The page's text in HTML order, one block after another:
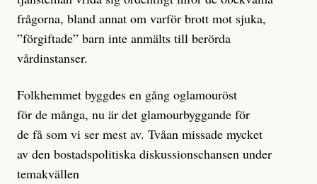
frågorna, bland annat om varför brott mot sjuka,
”förgiftade” barn inte anmälts till berörda
vårdinstanser.
Folkhemmet byggdes en gång oglamouröst
för de många, nu är det glamourbyggande för
de få som vi ser mest av. Tvåan missade mycket
av den bostadspolitiska diskussionschansen under
temakvällen